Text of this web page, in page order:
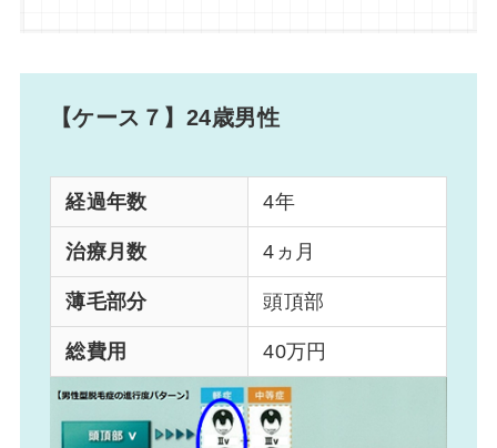
【ケース７】24歳男性
経過年数 4年
治療月数 4ヵ月
薄毛部分 頭頂部
総費用 40万円